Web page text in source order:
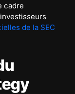
cadre
de la SEC